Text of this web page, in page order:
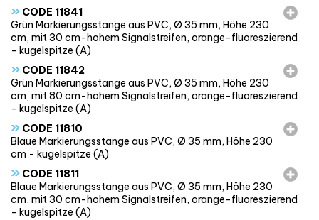
» CODE 11841
Grün Markierungsstange aus PVC, Ø 35 mm, Höhe 230
cm, mit 30 cm-hohem Signalstreifen, orange-fluoreszierend
- kugelspitze (A)
» CODE 11842
Grün Markierungsstange aus PVC, Ø 35 mm, Höhe 230
cm, mit 80 cm-hohem Signalstreifen, orange-fluoreszierend
- kugelspitze (A)
» CODE 11810
Blaue Markierungsstange aus PVC, Ø 35 mm, Höhe 230
cm - kugelspitze (A)
» CODE 11811
Blaue Markierungsstange aus PVC, Ø 35 mm, Höhe 230
cm, mit 30 cm-hohem Signalstreifen, orange-fluoreszierend
- kugelspitze (A)